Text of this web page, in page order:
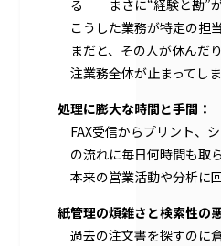
る——まさに“経験と勘”が
こうした業務が特定の担
まだと、その人が休んだ
注業務全体が止まってし
処理に膨大な時間と手間：
FAX受信からプリント、
の流れに毎日何時間も取ら
本来の営業活動や分析に
紙管理の煩雑さと検索性の
過去の注文書を探すのに